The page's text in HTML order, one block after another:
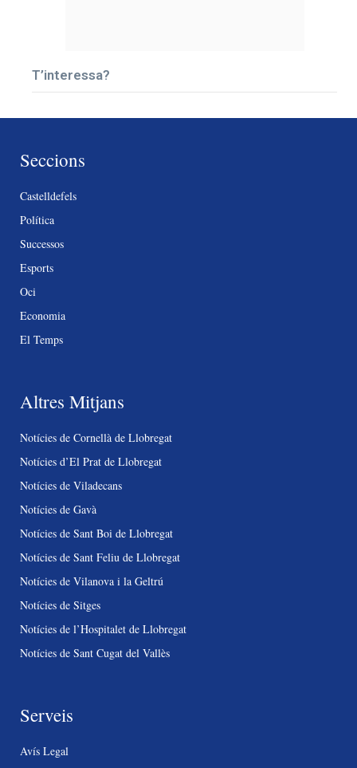
T’interessa?
Seccions
Castelldefels
Política
Successos
Esports
Oci
Economia
El Temps
Altres Mitjans
Notícies de Cornellà de Llobregat
Notícies d’El Prat de Llobregat
Notícies de Viladecans
Notícies de Gavà
Notícies de Sant Boi de Llobregat
Notícies de Sant Feliu de Llobregat
Notícies de Vilanova i la Geltrú
Notícies de Sitges
Notícies de l’Hospitalet de Llobregat
Notícies de Sant Cugat del Vallès
Serveis
Avís Legal